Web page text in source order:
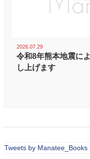
2026.07.29
令和8年熊本地震に
し上げます
Tweets by Manatee_Books